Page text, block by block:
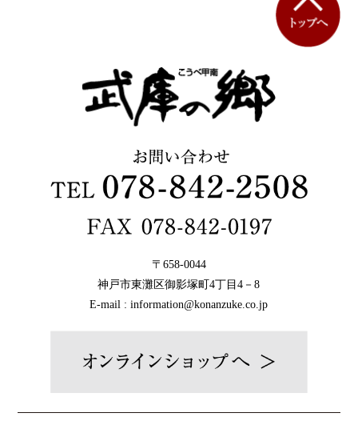
〒658-0044
神戸市東灘区御影塚町4丁目4－8
E-mail : information@konanzuke.co.jp